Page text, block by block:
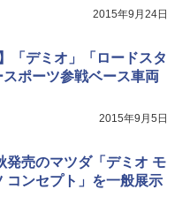
2015年9月24日
「デミオ」「ロードスタ
ポーツ参戦ベース車両
2015年9月5日
発売のマツダ「デミオ モ
コンセプト」を一般展示